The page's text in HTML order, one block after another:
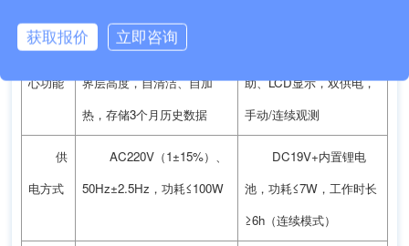
核
心功能
测云高、云厚、大气边
界层高度，自清洁、自加
热，存储3个月历史数据
助、LCD显示，双供电，
手动/连续观测
供
电方式
AC220V（1±15%）、
50Hz±2.5Hz，功耗≤100W
DC19V+内置锂电
池，功耗≤7W，工作时长
≥6h（连续模式）
获取报价 立即咨询